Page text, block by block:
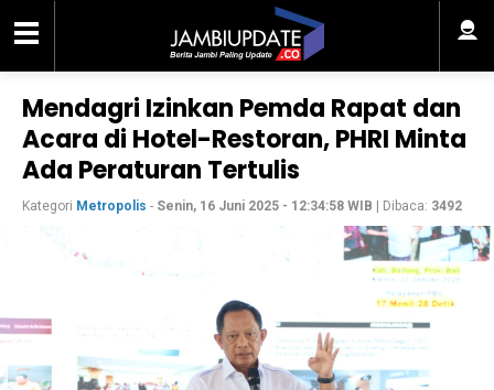
Mendagri Izinkan Pemda Rapat dan
Acara di Hotel-Restoran, PHRI Minta
Ada Peraturan Tertulis
Kategori Metropolis - Senin, 16 Juni 2025 - 12:34:58 WIB | Dibaca: 3492